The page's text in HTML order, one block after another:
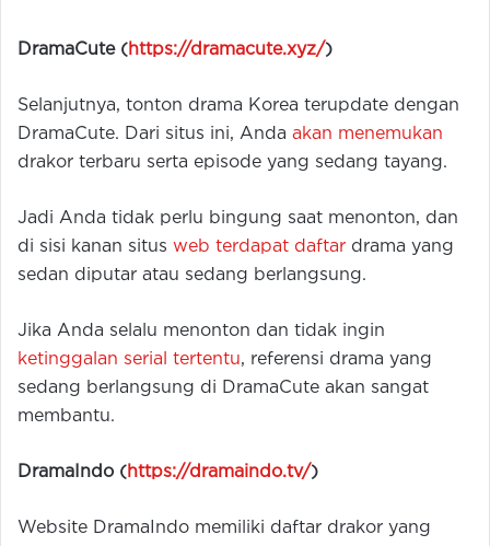
DramaCute ( https://dramacute.xyz/)
Selanjutnya, tonton drama Korea terupdate dengan
DramaCute. Dari situs ini, Anda akan menemukan
drakor terbaru serta episode yang sedang tayang.
Jadi Anda tidak perlu bingung saat menonton, dan
di sisi kanan situs web terdapat daftar drama yang
sedan diputar atau sedang berlangsung.
Jika Anda selalu menonton dan tidak ingin
ketinggalan serial tertentu, referensi drama yang
sedang berlangsung di DramaCute akan sangat
membantu.
DramaIndo ( https://dramaindo.tv/)
Website DramaIndo memiliki daftar drakor yang